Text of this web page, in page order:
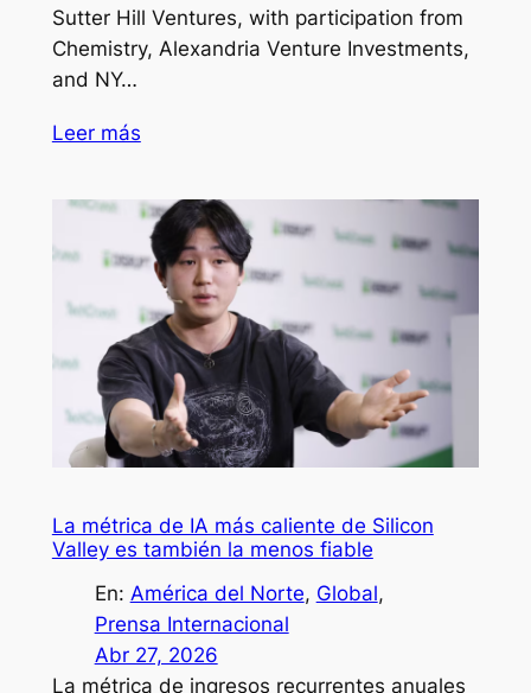
Sutter Hill Ventures, with participation from
Chemistry, Alexandria Venture Investments,
and NY…
Leer más
La métrica de IA más caliente de Silicon
Valley es también la menos fiable
En: América del Norte, Global
Prensa Internacional
Abr 27, 2026
La métrica de ingresos recurrentes anuales